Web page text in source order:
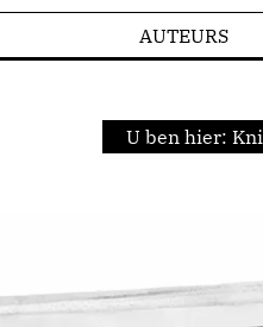
AUTEURS
U ben hier: